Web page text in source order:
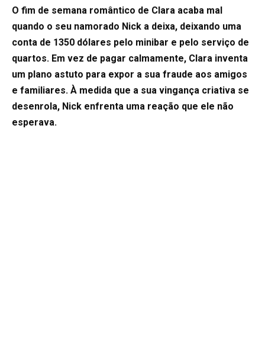
O fim de semana romântico de Clara acaba mal
quando o seu namorado Nick a deixa, deixando uma
conta de 1350 dólares pelo minibar e pelo serviço de
quartos. Em vez de pagar calmamente, Clara inventa
um plano astuto para expor a sua fraude aos amigos
e familiares. À medida que a sua vingança criativa se
desenrola, Nick enfrenta uma reação que ele não
esperava.